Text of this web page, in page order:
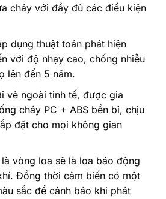
cháy với đầy đủ các điều kiện
dụng thuật toán phát hiện
với độ nhạy cao, chống nhiễu
lên đến 5 năm.
vẻ ngoài tinh tế, được gia
cháy PC + ABS bền bỉ, chịu
đặt cho mọi không gian
vòng loa sẽ là loa báo động
Đồng thời cảm biến có một
sắc để cảnh báo khi phát